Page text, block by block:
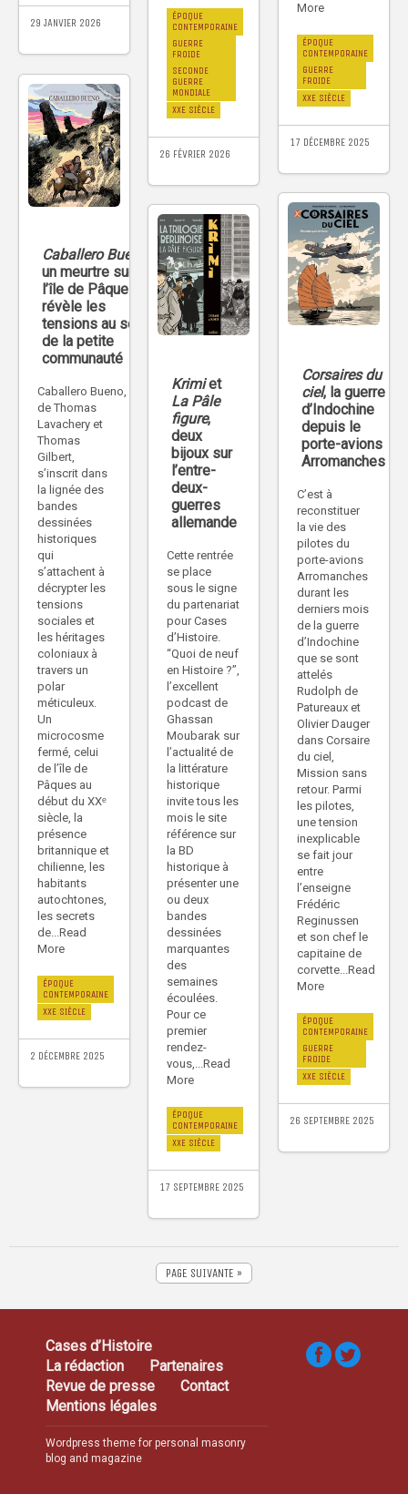
ÉPOQUE
CONTEMPORAINE
GUERRE
FROIDE
SECONDE
GUERRE
MONDIALE
XXE SIÈCLE
26 FÉVRIER 2026
29 JANVIER 2026
More
ÉPOQUE
CONTEMPORAINE
GUERRE
FROIDE
XXE SIÈCLE
17 DÉCEMBRE 2025
Caballero Bueno
un meurtre sur
l’île de Pâques
révèle les
tensions au sein
de la petite
communauté
Caballero Bueno,
de Thomas
Lavachery et
Thomas
Gilbert,
s’inscrit dans
la lignée des
bandes
dessinées
historiques
qui
s’attachent à
décrypter les
tensions
sociales et
les héritages
coloniaux à
travers un
polar
méticuleux.
Un
microcosme
fermé, celui
de l’île de
Pâques au
début du XXᵉ
siècle, la
présence
britannique et
chilienne, les
habitants
autochtones,
les secrets
de...Read
More
ÉPOQUE
CONTEMPORAINE
XXE SIÈCLE
2 DÉCEMBRE 2025
Corsaires du
ciel, la guerre
d’Indochine
depuis le
porte-avions
Arromanches
C’est à
reconstituer
la vie des
pilotes du
porte-avions
Arromanches
durant les
derniers mois
de la guerre
d’Indochine
que se sont
attelés
Rudolph de
Patureaux et
Olivier Dauger
dans Corsaire
du ciel,
Mission sans
retour. Parmi
les pilotes,
une tension
inexplicable
se fait jour
entre
l’enseigne
Frédéric
Reginussen
et son chef le
capitaine de
corvette...Read
More
ÉPOQUE
CONTEMPORAINE
GUERRE
FROIDE
XXE SIÈCLE
26 SEPTEMBRE 2025
Krimiet
La Pâle
figure,
deux
bijoux sur
l’entre-
deux-
guerres
allemande
Cette rentrée
se place
sous le signe
du partenariat
pour Cases
d’Histoire.
“Quoi de neuf
en Histoire ?”,
l’excellent
podcast de
Ghassan
Moubarak sur
l’actualité de
la littérature
historique
invite tous les
mois le site
référence sur
la BD
historique à
présenter une
ou deux
bandes
dessinées
marquantes
des
semaines
écoulées.
Pour ce
premier
rendez-
vous,...Read
More
ÉPOQUE
CONTEMPORAINE
XXE SIÈCLE
17 SEPTEMBRE 2025
PAGE SUIVANTE »
Cases d’Histoire
La rédaction
Partenaires
Revue de presse
Contact
Mentions légales
Wordpress theme for personal masonry
blog and magazine